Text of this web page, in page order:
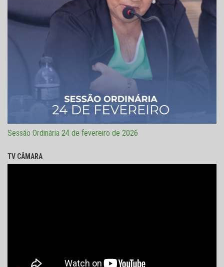
Sessão Ordinária 24 de fevereiro de 2026
TV CÂMARA